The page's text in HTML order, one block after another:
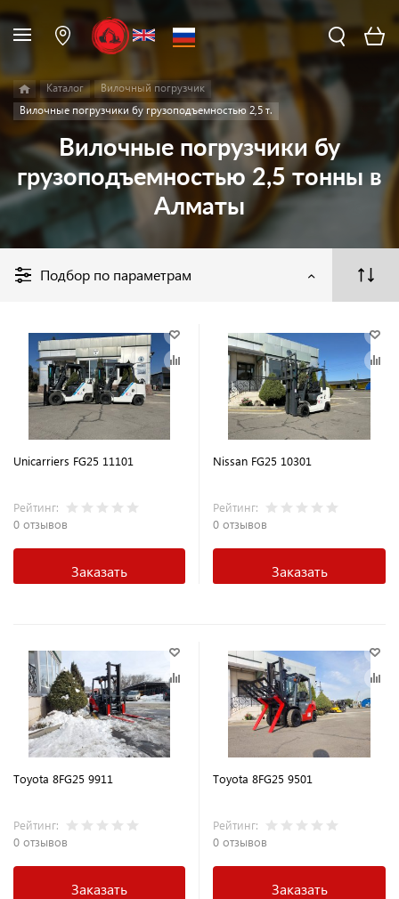
Каталог
Вилочный погрузчик
Вилочные погрузчики бу грузоподъемностью 2,5 т.
Вилочные погрузчики бу
грузоподъемностью 2,5 тонны в
Алматы
Подбор по параметрам
Unicarriers FG25 11101
Рейтинг:
0 отзывов
Заказать
Nissan FG25 10301
Рейтинг:
0 отзывов
Заказать
Toyota 8FG25 9911
Рейтинг:
0 отзывов
Заказать
Toyota 8FG25 9501
Рейтинг:
0 отзывов
Заказать